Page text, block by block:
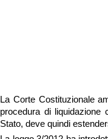
La Corte Costituzionale
procedura di liquidazione
Stato, deve quindi